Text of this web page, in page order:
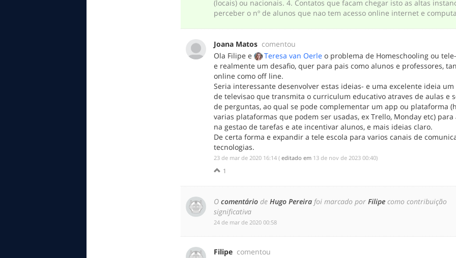
(locais) ou nacionais. 4. Contatos que facam chegar isto as altas
perceber o nº de alunos que nao tem acesso online internet e
Joana Matos comentou
Ola Filipe e
Teresa van Oerle o problema de Homeschooling ou
e realmente um desafio, quer para pais como alunos e professores,
online como off line.
Seria interessante desenvolver estas ideias- e uma excelente ideia um
de televisao que transmita o curriculum educativo atraves de aulas e
de perguntas, ao qual se pode complementar um app ou plataforma
varias plataformas que podem ser usadas, ex Trello, Monday etc)
na gestao de tarefas e ate incentivar alunos, e mais ideias claro.
De certa forma e expandir a tele escola para varios canais de
tecnologias.
‎23 de mar de 2020 16:14 (editado em ‎13 de nov de 2023 00:40)
1
Ocomentário deHugo Pereira foi marcado porFilipe como contribuição
significativa
‎24 de mar de 2020 00:58
Filipe comentou